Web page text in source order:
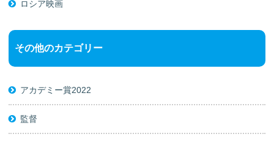
ロシア映画
その他のカテゴリー
アカデミー賞2022
監督